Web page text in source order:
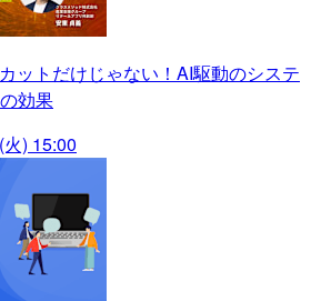
ットだけじゃない！AI駆動のシステ
効果
) 15:00